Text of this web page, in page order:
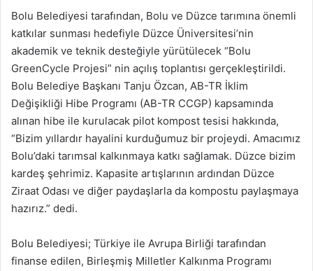
Bolu Belediyesi tarafından, Bolu ve Düzce tarımına önemli
katkılar sunması hedefiyle Düzce Üniversitesi’nin
akademik ve teknik desteğiyle yürütülecek “Bolu
GreenCycle Projesi” nin açılış toplantısı gerçekleştirildi.
Bolu Belediye Başkanı Tanju Özcan, AB-TR İklim
Değişikliği Hibe Programı (AB-TR CCGP) kapsamında
alınan hibe ile kurulacak pilot kompost tesisi hakkında,
“Bizim yıllardır hayalini kurduğumuz bir projeydi. Amacımız
Bolu’daki tarımsal kalkınmaya katkı sağlamak. Düzce bizim
kardeş şehrimiz. Kapasite artışlarının ardından Düzce
Ziraat Odası ve diğer paydaşlarla da kompostu paylaşmaya
hazırız.” dedi.
Bolu Belediyesi; Türkiye ile Avrupa Birliği tarafından
finanse edilen, Birleşmiş Milletler Kalkınma Programı